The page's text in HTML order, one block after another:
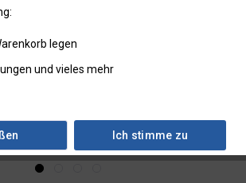
legen
und vieles mehr
Ich stimme zu